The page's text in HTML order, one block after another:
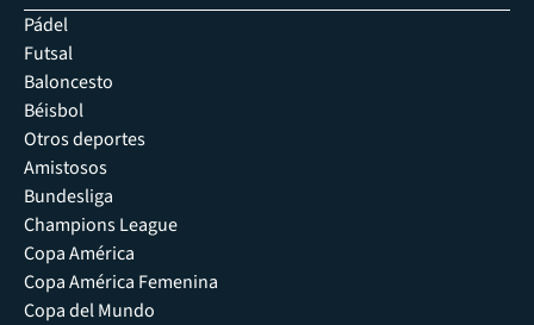
Pádel
Futsal
Baloncesto
Béisbol
Otros deportes
Amistosos
Bundesliga
Champions League
Copa América
Copa América Femenina
Copa del Mundo